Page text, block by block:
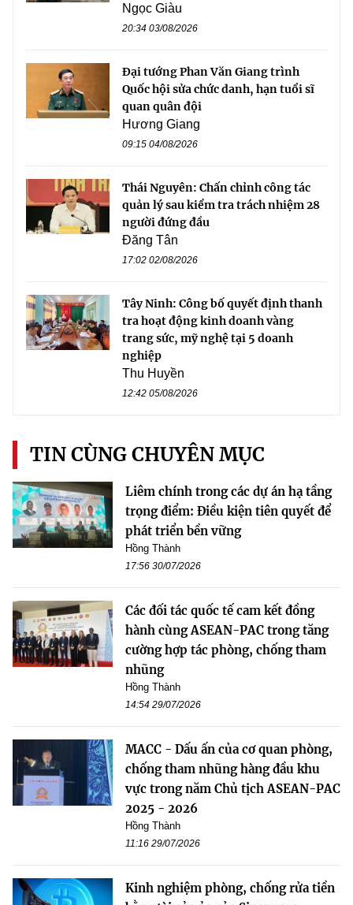
Ngọc Giàu
20:34 03/08/2026
Đại tướng Phan Văn Giang trình
Quốc hội sửa chức danh, hạn tuổi sĩ
quan quân đội
Hương Giang
09:15 04/08/2026
Thái Nguyên: Chấn chỉnh công tác
quản lý sau kiểm tra trách nhiệm 28
người đứng đầu
Đăng Tân
17:02 02/08/2026
Tây Ninh: Công bố quyết định thanh
tra hoạt động kinh doanh vàng
trang sức, mỹ nghệ tại 5 doanh
nghiệp
Thu Huyền
12:42 05/08/2026
TIN CÙNG CHUYÊN MỤC
Liêm chính trong các dự án hạ tầng
trọng điểm: Điều kiện tiên quyết để
phát triển bền vững
Hồng Thành
17:56 30/07/2026
Các đối tác quốc tế cam kết đồng
hành cùng ASEAN-PAC trong tăng
cường hợp tác phòng, chống tham
nhũng
Hồng Thành
14:54 29/07/2026
MACC - Dấu ấn của cơ quan phòng,
chống tham nhũng hàng đầu khu
vực trong năm Chủ tịch ASEAN-PAC
2025 - 2026
Hồng Thành
11:16 29/07/2026
Kinh nghiệm phòng, chống rửa tiền